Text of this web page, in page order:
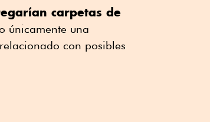
carpetas de
únicamente una
con posibles